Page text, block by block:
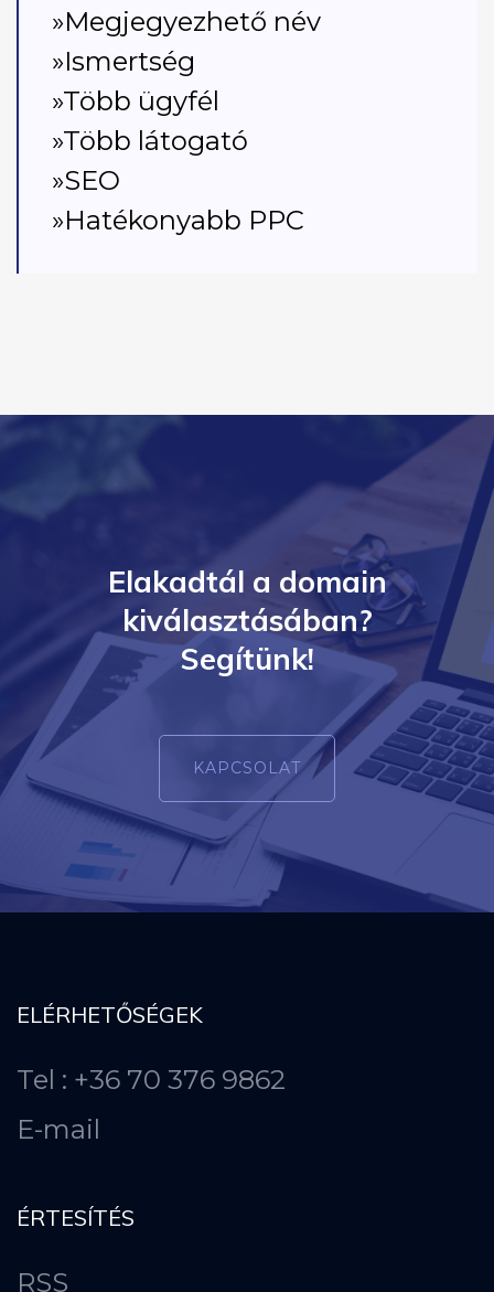
»Megjegyezhető név
»Ismertség
»Több ügyfél
»Több látogató
»SEO
»Hatékonyabb PPC
Elakadtál a domain
kiválasztásában?
Segítünk!
KAPCSOLAT
ELÉRHETŐSÉGEK
Tel : +36 70 376 9862
E-mail
ÉRTESÍTÉS
RSS